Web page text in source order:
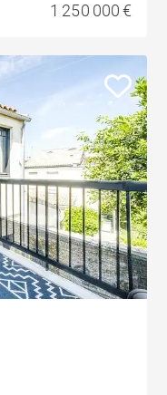
1 250 000 €